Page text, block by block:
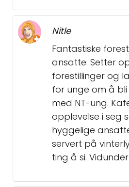
Nitle
Fantastiske
ansatte. Setter
forestillinger og
for unge om å bli
med NT-ung.
opplevelse i seg
hyggelige
servert på
ting å si.